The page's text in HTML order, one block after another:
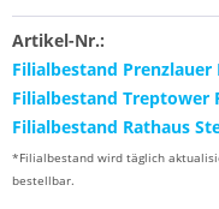
Artikel-Nr.:
Filialbestand Prenzlauer
Filialbestand Treptower
Filialbestand Rathaus
*Filialbestand wird täglich
bestellbar.